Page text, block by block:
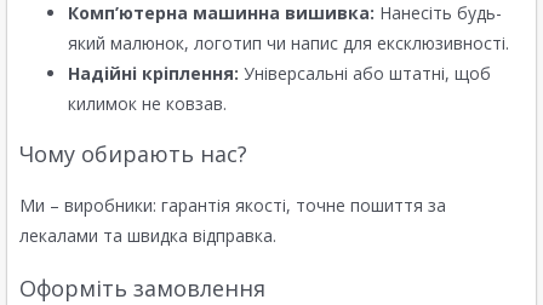
Комп’ютерна машинна вишивка: Нанесіть будь-
який малюнок, логотип чи напис для ексклюзивності.
Надійні кріплення: Універсальні або штатні, щоб
килимок не ковзав.
Чому обирають нас?
Ми – виробники: гарантія якості, точне пошиття за
лекалами та швидка відправка.
Оформіть замовлення